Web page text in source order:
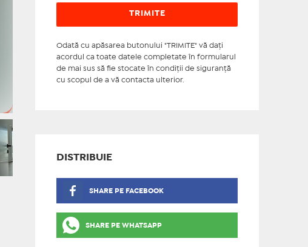
Odată cu apăsarea butonului "TRIMITE" vă daţi
acordul ca toate datele completate în formularul
de mai sus să fie stocate în condiţii de siguranţă
cu scopul de a vă contacta ulterior.
DISTRIBUIE
SHARE PE FACEBOOK
SHARE PE WHATSAPP